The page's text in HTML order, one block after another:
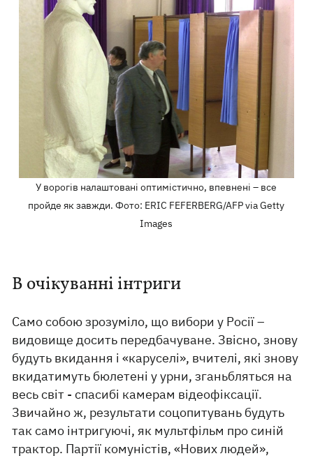
У ворогів налаштовані оптимістично, впевнені – все
пройде як завжди. Фото: ERIC FEFERBERG/AFP via Getty
Images
В очікуванні інтриги
Само собою зрозуміло, що вибори у Росії –
видовище досить передбачуване. Звісно, ​​знову
будуть вкидання і «каруселі», вчителі, які знову
вкидатимуть бюлетені у урни, зганьбляться на
весь світ - спасибі камерам відеофіксації.
Звичайно ж, результати соцопитувань будуть
так само інтригуючі, як мультфільм про синій
трактор. Партії комуністів, «Нових людей»,